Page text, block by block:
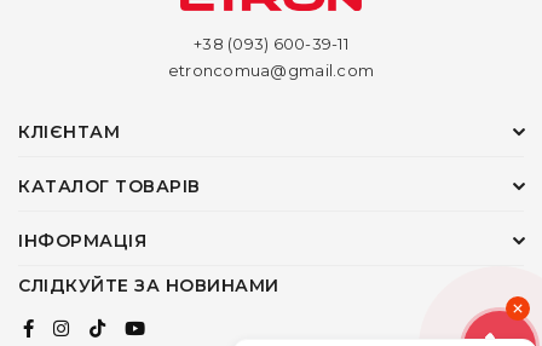
+38 (093) 600-39-11
etroncomua@gmail.com
КЛІЄНТАМ
КАТАЛОГ ТОВАРІВ
ІНФОРМАЦІЯ
СЛІДКУЙТЕ ЗА НОВИНАМИ